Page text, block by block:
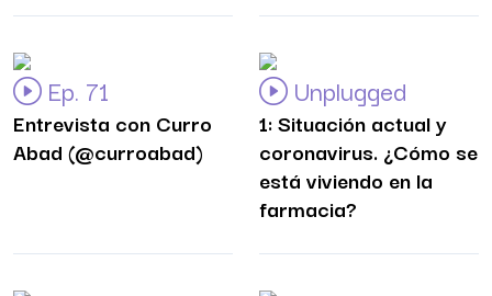
Ep. 71
Entrevista con Curro
Abad (@curroabad)
Unplugged
1: Situación actual y
coronavirus. ¿Cómo se
está viviendo en la
farmacia?